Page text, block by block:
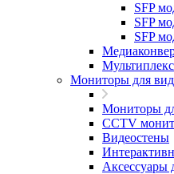
SFP
SFP
SFP
Мониторы для
Мониторы
CCTV
Видеостены
Аксессуары